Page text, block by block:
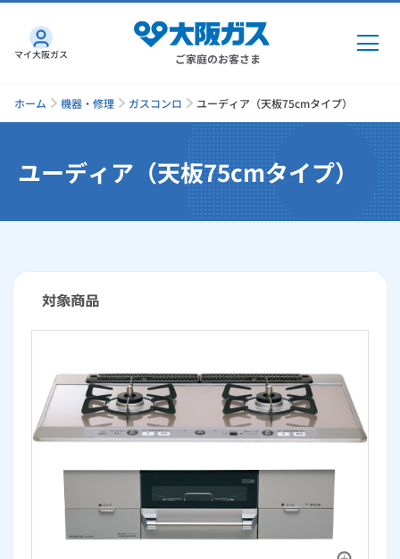
ご家庭のお客さま
ガス・電気
ガス
GAS得プラン
一般料金
「大阪ガスの都市ガス」への切り替えについて
電気トップ
「大阪ガスの電気」が選ばれる理由
電気料金メニュー
お手続きから使用開始までの流れ
まとめプラン紹介
ガスと電気の使用開始の申込
ガスと電気の使用中止の申込
さすガねっとのメリット
料金プラン
工事・開通までの流れ
通信速度測定
機器・修理
機器
キッチン
ガス炊飯器
ガス給湯器
リビング・空調
修理
エラーコード診断
定額サービス
らく得リース
くらしのサービストップ
リフォーム・リノベーション
リフォーム・リノベーション トップ
住ミカタ・リフォーム
安心・安全
住ミカタ・サービス
便利・おトク
お手続き・サポート
お客さまサポート
ショールーム Daigasコラム
総合TOP 業務用・産業用のお客さま 企業情報
マイ大阪ガス
ホーム 機器・修理 ガスコンロ ユーディア（天板75cmタイプ）
ユーディア（天板75cmタイプ）